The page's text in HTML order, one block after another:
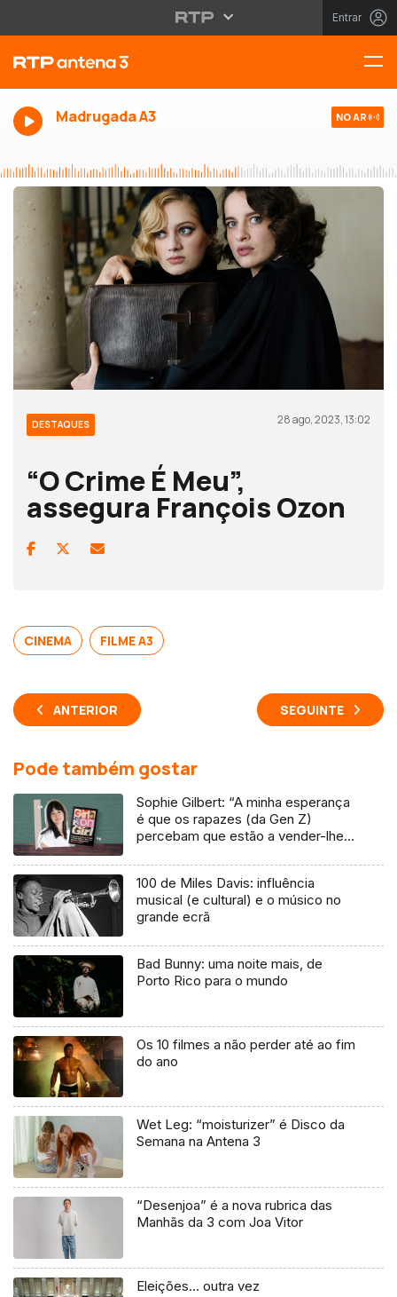
Entrar
Madrugada A3 NO AR
DESTAQUES 28 ago, 2023, 13:02
“O Crime É Meu”,
assegura François Ozon
CINEMA FILME A3
ANTERIOR SEGUINTE
Pode também gostar
Sophie Gilbert: “A minha esperança
é que os rapazes (da Gen Z)
percebam que estão a vender-lhes
100 de Miles Davis: influência
musical (e cultural) e o músico no
grande ecrã
Bad Bunny: uma noite mais, de
Porto Rico para o mundo
Os 10 filmes a não perder até ao fim
do ano
Wet Leg: “moisturizer” é Disco da
Semana na Antena 3
“Desenjoa” é a nova rubrica das
Manhãs da 3 com Joa Vitor
Eleições… outra vez